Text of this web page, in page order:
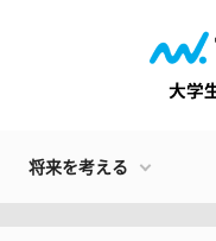
将来を考える